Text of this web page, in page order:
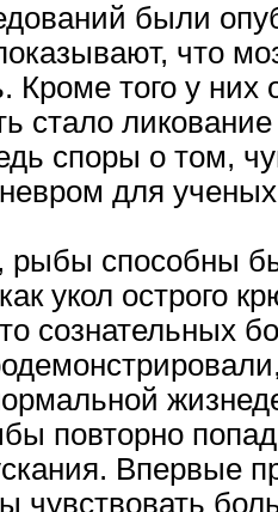
были
что
Кроме того у
стало
споры о том,
для
рыбы способны
укол острого
сознательных
повторно
Впервые
чувствовать